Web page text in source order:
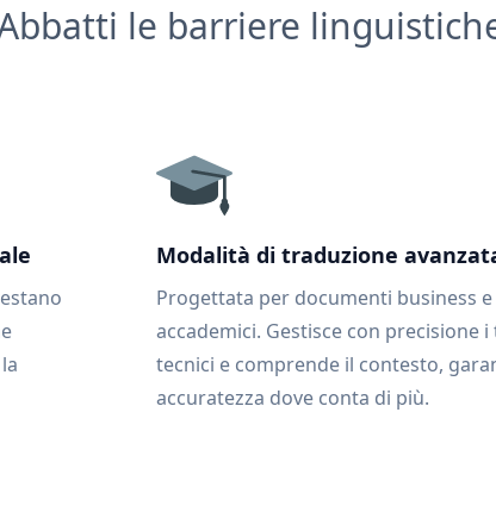
le barriere
Modalità di traduzione
Progettata per documenti business e
accademici. Gestisce con precisione
tecnici e comprende il contesto,
accuratezza dove conta di più.